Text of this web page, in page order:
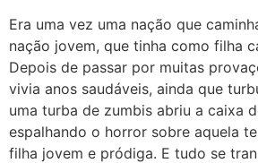
Era uma vez uma nação que
nação jovem, que tinha como filha
Depois de passar por muitas
vivia anos saudáveis, ainda que
uma turba de zumbis abriu a caixa
espalhando o horror sobre aquela
filha jovem e pródiga. E tudo se